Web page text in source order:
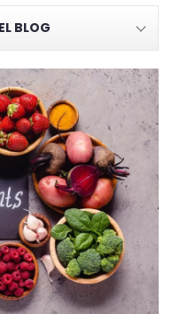
BLOG